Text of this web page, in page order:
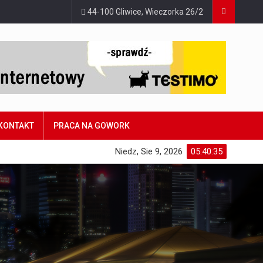
44-100 Gliwice, Wieczorka 26/2
PRACA NA GOWORK
05:40:36
Niedz, Sie 9, 2026